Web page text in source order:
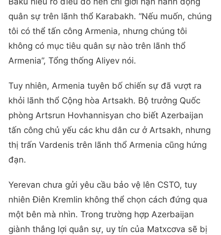
quân sự trên lãnh thổ Karabakh. “Nếu muốn, chúng
tôi có thể tấn công Armenia, nhưng chúng tôi
không có mục tiêu quân sự nào trên lãnh thổ
Armenia”, Tổng thống Aliyev nói.
Tuy nhiên, Armenia tuyên bố chiến sự đã vượt ra
khỏi lãnh thổ Cộng hòa Artsakh. Bộ trưởng Quốc
phòng Artsrun Hovhannisyan cho biết Azerbaijan
tấn công chủ yếu các khu dân cư ở Artsakh, nhưng
thị trấn Vardenis trên lãnh thổ Armenia cũng hứng
đạn.
Yerevan chưa gửi yêu cầu bảo vệ lên CSTO, tuy
nhiên Điên Kremlin không thể chọn cách đứng qua
một bên mà nhìn. Trong trường hợp Azerbaijan
giành thắng lợi quân sự, uy tín của Matxcơva sẽ bị